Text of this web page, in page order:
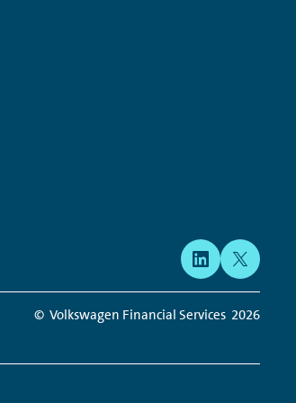
© Volkswagen Financial Services 2026